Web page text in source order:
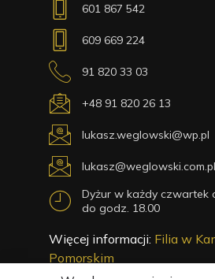
601 867 542
609 669 224
91 820 33 03
+48 91 820 26 13
lukasz.weglowski@wp.pl
lukasz@weglowski.com.pl
Dyżur w każdy czwartek
do godz. 18.00
Więcej informacji: Filia w
Pomorskim